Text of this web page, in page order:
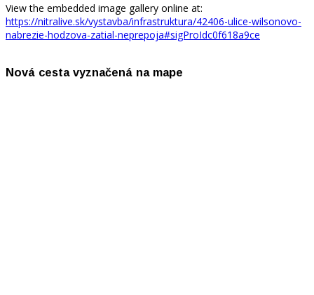
View the embedded image gallery online at:
https://nitralive.sk/vystavba/infrastruktura/42406-ulice-wilsonovo-
nabrezie-hodzova-zatial-neprepoja#sigProIdc0f618a9ce
Nová cesta vyznačená na mape